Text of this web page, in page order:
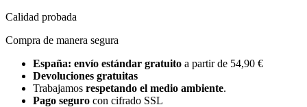
Calidad probada
Compra de manera segura
España: envío estándar gratuito a partir de 54,90 €
Devoluciones gratuitas
Trabajamos respetando el medio ambiente.
Pago seguro con cifrado SSL